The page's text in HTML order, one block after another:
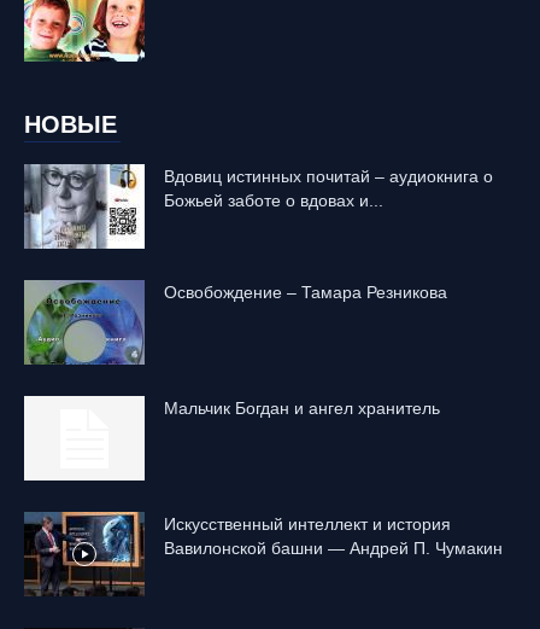
НОВЫЕ
Вдовиц истинных почитай – аудиокнига о
Божьей заботе о вдовах и...
Освобождение – Тамара Резникова
Mальчик Богдан и ангел хранитель
Искусственный интеллект и история
Вавилонской башни — Андрей П. Чумакин